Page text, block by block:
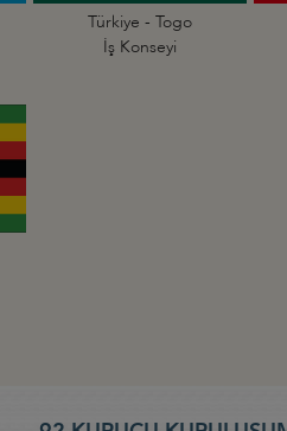
Türkiye - Togo
İş Konseyi